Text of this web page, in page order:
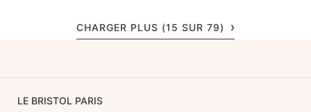
CHARGER PLUS (15 SUR 79)
LE BRISTOL PARIS